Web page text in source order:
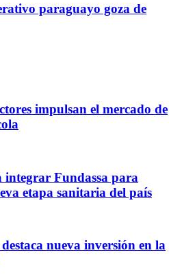
paraguayo goza de
impulsan el mercado de
integrar Fundassa para
etapa sanitaria del país
nueva inversión en la